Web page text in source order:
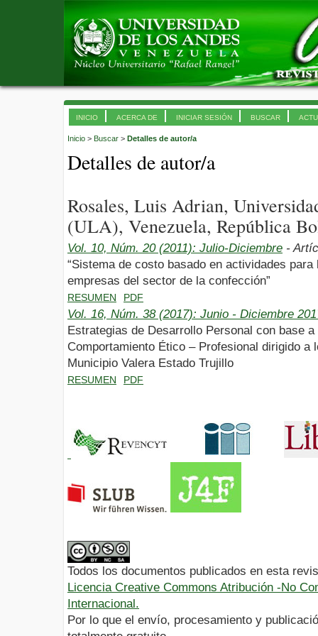
INICIO ACERCA DE INICIAR SESIÓN BUSCAR
Inicio > Buscar > Detalles de autor/a
Detalles de autor/a
Rosales, Luis Adrian,
(ULA), Venezuela, República
Vol. 10, Núm. 20 (2011): Julio-Diciembre -
“Sistema de costo basado en actividades
empresas del sector de la confección”
RESUMEN PDF
Vol. 16, Núm. 38 (2017): Junio - Diciembre
Estrategias de Desarrollo Personal con base
Comportamiento Ético – Profesional dirigido a
Municipio Valera Estado Trujillo
RESUMEN PDF
Todos los documentos publicados en esta
Licencia Creative Commons Atribución -No
Internacional.
Por lo que el envío, procesamiento y